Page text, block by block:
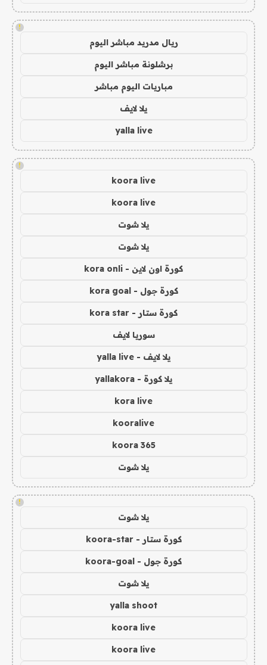
!
ريال مدريد مباشر اليوم
برشلونة مباشر اليوم
مباريات اليوم مباشر
يلا لايف
yalla live
!
koora live
koora live
يلا شوت
يلا شوت
كورة اون لاين - kora onli
كورة جول - kora goal
كورة ستار - kora star
سوريا لايف
يلا لايف - yalla live
يلا كورة - yallakora
kora live
kooralive
koora 365
يلا شوت
!
يلا شوت
كورة ستار - koora-star
كورة جول - koora-goal
يلا شوت
yalla shoot
koora live
koora live